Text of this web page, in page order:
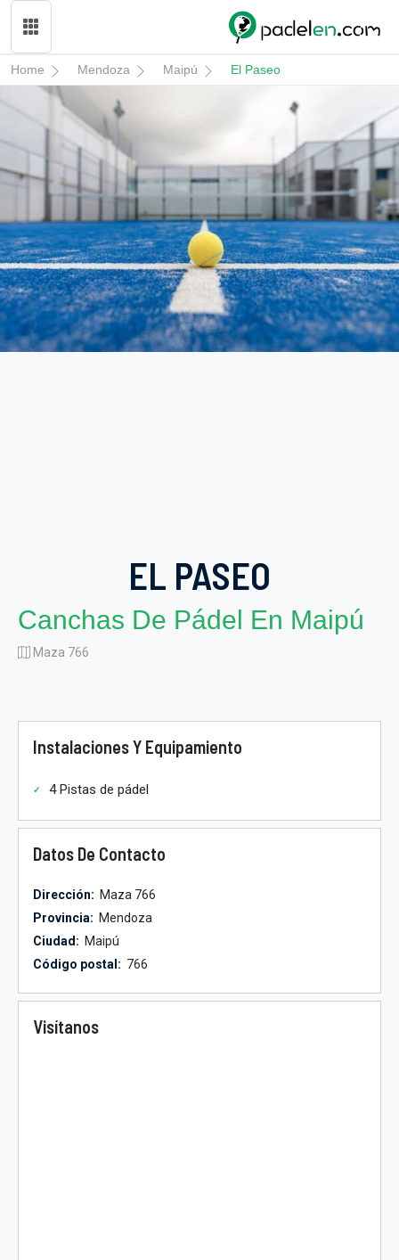
Home Mendoza Maipú El Paseo
EL PASEO
Canchas De Pádel En Maipú
Maza 766
Instalaciones Y Equipamiento
4 Pistas de pádel
Datos De Contacto
Dirección: Maza 766
Provincia: Mendoza
Ciudad: Maipú
Código postal: 766
Visítanos